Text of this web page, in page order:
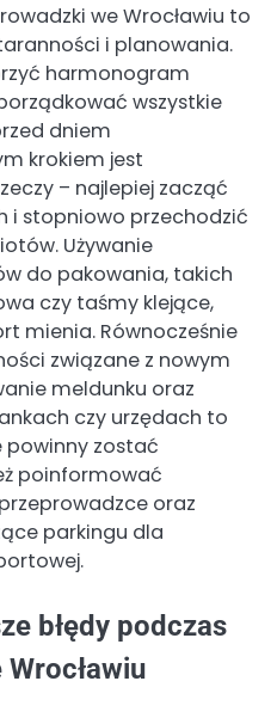
we Wrocławiu to
i planowania.
harmonogram
wszystkie
dniem
krokiem jest
– najlepiej zacząć
i stopniowo przechodzić
Używanie
do pakowania, takich
czy taśmy klejące,
mienia. Równocześnie
związane z nowym
meldunku oraz
czy urzędach to
powinny zostać
poinformować
oraz
parkingu dla
błędy podczas